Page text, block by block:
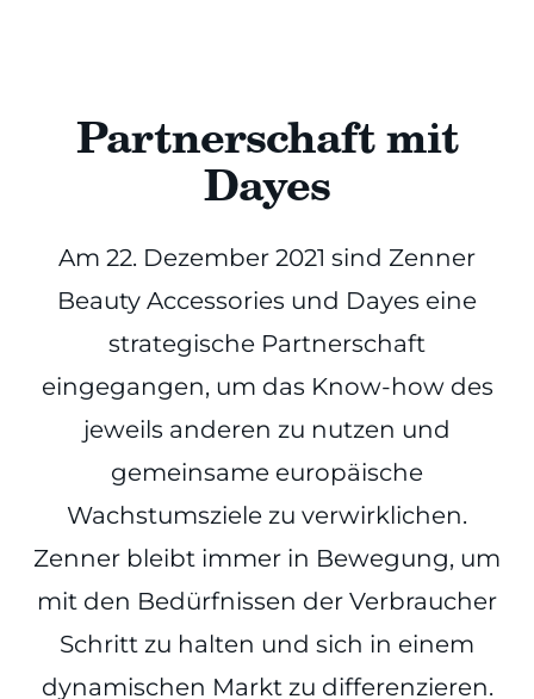
Partnerschaft mit
Dayes
Am 22. Dezember 2021 sind Zenner
Beauty Accessories und Dayes eine
strategische Partnerschaft
eingegangen, um das Know-how des
jeweils anderen zu nutzen und
gemeinsame europäische
Wachstumsziele zu verwirklichen.
Zenner bleibt immer in Bewegung, um
mit den Bedürfnissen der Verbraucher
Schritt zu halten und sich in einem
dynamischen Markt zu differenzieren.